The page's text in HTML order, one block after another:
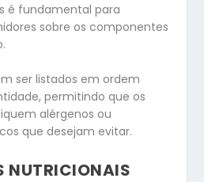
é fundamental para
sobre os componentes
ser listados em ordem
permitindo que os
alérgenos ou
que desejam evitar.
NUTRICIONAIS